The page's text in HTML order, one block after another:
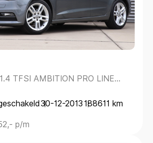
TFSI AMBITION PRO LINE
30-12-2013 188611 km
p/m